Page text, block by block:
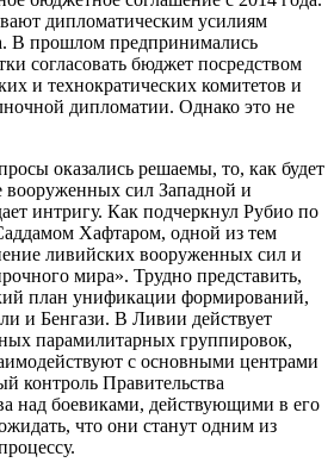
дипломатическим усилиям
В прошлом предпринимались
согласовать бюджет посредством
и технократических комитетов и
дипломатии. Однако это не
оказались решаемы, то, как будет
вооруженных сил Западной и
интригу. Как подчеркнул Рубио по
Хафтаром, одной из тем
ливийских вооруженных сил и
мира». Трудно представить,
план унификации формирований,
и Бенгази. В Ливии действует
парамилитарных группировок,
с основными центрами
контроль Правительства
над боевиками, действующими в его
что они станут одним из